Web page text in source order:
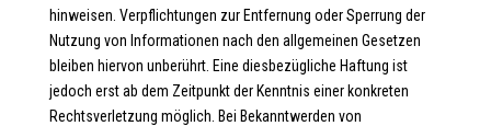
hinweisen. Verpflichtungen zur Entfernung oder Sperrung der
Nutzung von Informationen nach den allgemeinen Gesetzen
bleiben hiervon unberührt. Eine diesbezügliche Haftung ist
jedoch erst ab dem Zeitpunkt der Kenntnis einer konkreten
Rechtsverletzung möglich. Bei Bekanntwerden von